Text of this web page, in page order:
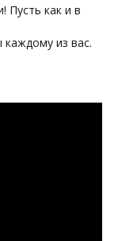
Пусть как и в
каждому из вас.